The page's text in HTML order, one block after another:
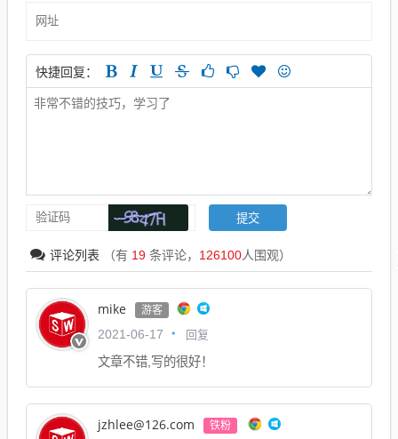
快捷回复：
评论列表 （有 19 条评论， 126100人围观）
mike 游客
2021-06-17 回复
文章不错,写的很好！
jzhlee@126.com 铁粉